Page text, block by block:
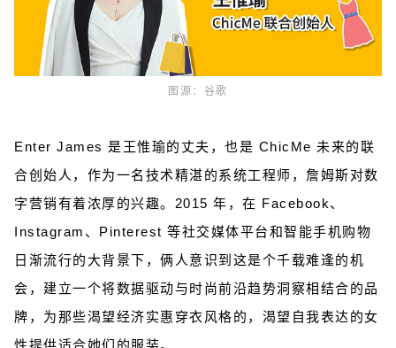
图源：谷歌
Enter James 是王惟瑜的丈夫，也是 ChicMe 未来的联
合创始人，作为一名技术精湛的系统工程师，詹姆斯对数
字营销有着浓厚的兴趣。2015 年，在 Facebook、
Instagram、Pinterest 等社交媒体平台和智能手机购物
日渐流行的大背景下，俩人意识到这是个千载难逢的机
会，建立一个将数据驱动与时尚前沿趋势洞察相结合的品
牌，为那些渴望经济实惠穿衣风格的，渴望自我表达的女